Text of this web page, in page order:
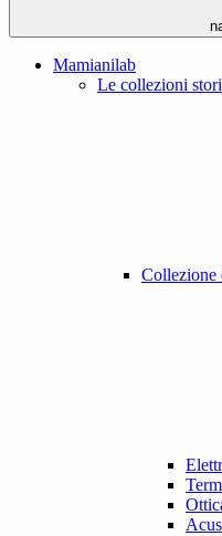
Mamianilab
Le collezioni
Collezione